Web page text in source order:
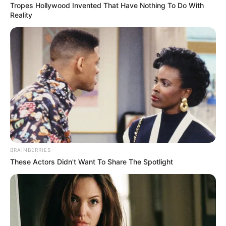
– Csak ennyit kerestél, hogy megvedd ezt a
roncsot! — ezek a szavak mintha végig
korbácsolták volna Zsenyát. – Mire vártál, Zsenya?
Boldog élet? Szép munka, megcsináltad, ezt
érdemelted!
Ledobta nehéz táskáit, és leült egy régi fatönkre.
Húsz évnyi házasság Mishával egy reggel ért
véget, amikor visszatért az éjszakai műszakból, és
látta, hogy a férje nincs egyedül, de a holmijai
Tropes Hollywood Invented That Have Nothing To Do With
Reality
BRAINBERRIES
These Actors Didn't Want To Share The Spotlight